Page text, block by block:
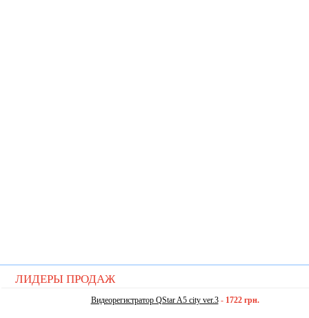
ЛИДЕРЫ ПРОДАЖ
Видеорегистратор QStar A5 city ver.3- 1722 грн.